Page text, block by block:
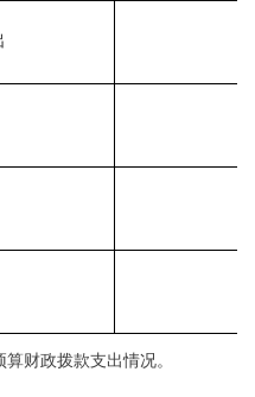
财政拨款支出情况。